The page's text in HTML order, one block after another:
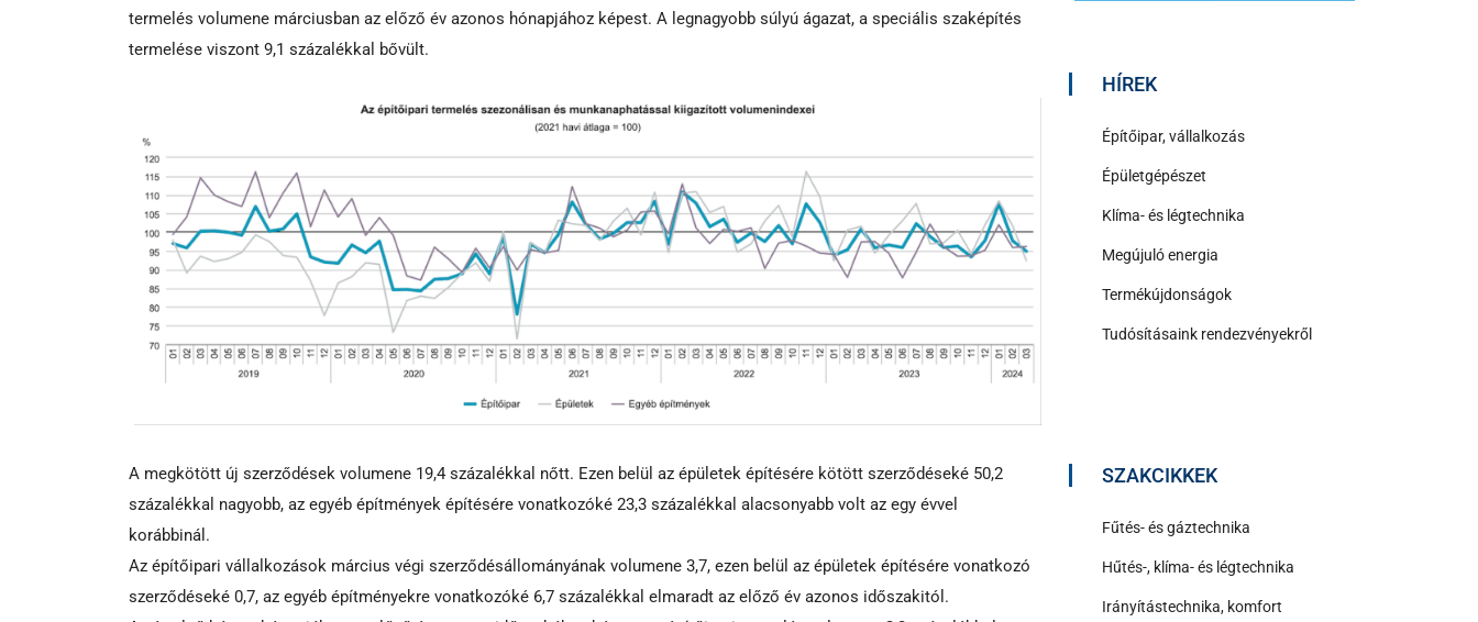
termelés volumene márciusban az előző év azonos hónapjához képest. A legnagyobb súlyú ágazat, a speciális szaképítés
termelése viszont 9,1 százalékkal bővült.
A megkötött új szerződések volumene 19,4 százalékkal nőtt. Ezen belül az épületek építésére kötött szerződéseké 50,2
százalékkal nagyobb, az egyéb építmények építésére vonatkozóké 23,3 százalékkal alacsonyabb volt az egy évvel
korábbinál.
Az építőipari vállalkozások március végi szerződésállományának volumene 3,7, ezen belül az épületek építésére vonatkozó
szerződéseké 0,7, az egyéb építményekre vonatkozóké 6,7 százalékkal elmaradt az előző év azonos időszakitól.
HÍREK
Építőipar, vállalkozás
Épületgépészet
Klíma- és légtechnika
Megújuló energia
Termékújdonságok
Tudósításaink rendezvényekről
SZAKCIKKEK
Fűtés- és gáztechnika
Hűtés-, klíma- és légtechnika
Irányítástechnika, komfort